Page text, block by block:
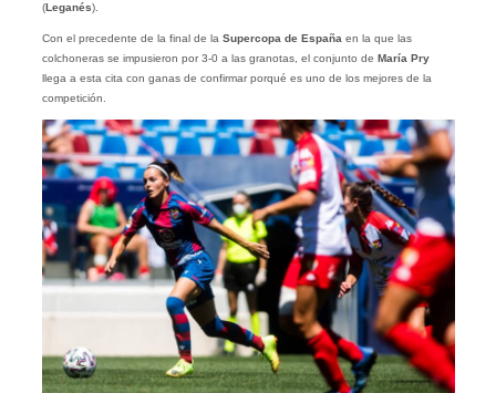
(Leganés).
Con el precedente de la final de la Supercopa de España en la que las
colchoneras se impusieron por 3-0 a las granotas, el conjunto de María Pry
llega a esta cita con ganas de confirmar porqué es uno de los mejores de la
competición.